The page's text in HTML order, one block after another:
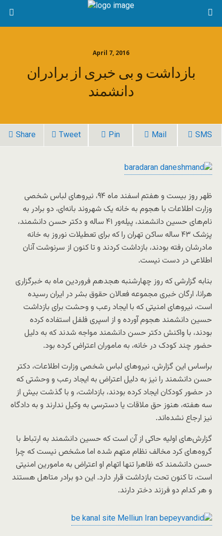
April 7, 2016
بازداشت و بی خبری از برادران
دانشمند
Share Tweet Pin Mail SMS
ظهر روز بیست و هفتم اسفند ماه ۹۴، نیروهای لباس شخصی
وزارت اطلاعات با هجوم به خانه یک شهروند بانه‌ای، دو برادر به
نام‌های حسین دانشمند، پیله‌ور ۴۱ ساله و دکتر حسن دانشمند،
پزشک ۴۳ ساله ساکن تهران را که برای تعطیلات نوروز به خانه
مادرشان رفته بودند، بازداشت کردند و تا کنون از سرنوشت آنان
اطلاعی در دست نیست.
بنابه گزارشی که روز چهارشنبه هجدهم فروردین ماه به خبرگزاری
هرانا، ارگان خبری مجموعه فعالان حقوق بشر در ایران رسیده
است، نیروهای امنیتی که با ایجاد رعب و وحشت برای بازداشت
حسین دانشمند هجوم آورده و از اسپری فلفل استفاده کرده
بودند، با واکنش دکتر حسن دانشمند مواجه شدند که به دلیل
حضور چند کودک در خانه، به ماموران اعتراض کرده بود.
براساس این گزارش، نیروهای لباس شخصی وزارت اطلاعات، دکتر
حسن دانشمند را نیز به دلیل اعتراض به ایجاد رعب و وحشتی که
در حضور کودکان ایجاد کرده بودند، بازداشت، و با گذشت بیش از
سه هفته، هنوز حق ملاقات یا دسترسی به وکیل ندارند و به دادگاه
نیز ارجاع نشده‌اند.
گزارش‌های اولیه حاکی از آن است که حسین دانشمند به ارتباط با
گروه‌های کرد مخالف نظام متهم شده اما مشخص نیست که چرا
حسن دانشمند که ظاهرا تنها اتهام او اعتراض به مامورین امنیتی
است، تا کنون تحت بازداشت قرار دارد. این دو برادر متاهل هستند
و هر کدام دو فرزند دختر دارند.